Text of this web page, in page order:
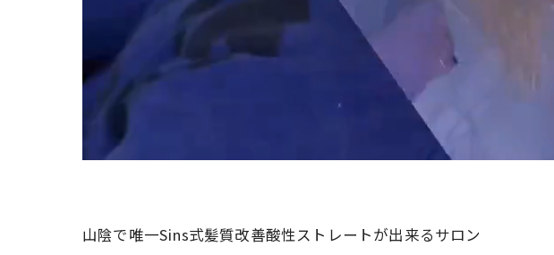
山陰で唯一Sins式髪質改善酸性ストレートが出来るサロン